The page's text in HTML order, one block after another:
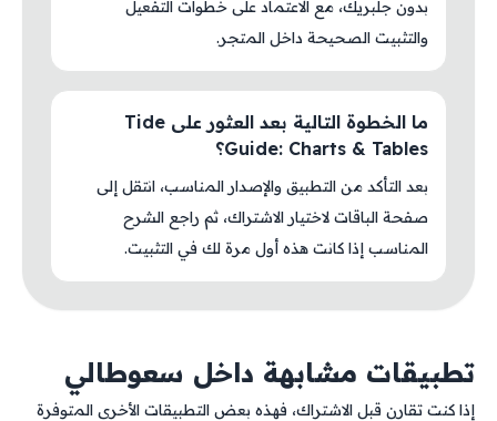
بدون جلبريك، مع الاعتماد على خطوات التفعيل
والتثبيت الصحيحة داخل المتجر.
ما الخطوة التالية بعد العثور على Tide
Guide: Charts & Tables؟
بعد التأكد من التطبيق والإصدار المناسب، انتقل إلى
صفحة الباقات لاختيار الاشتراك، ثم راجع الشرح
المناسب إذا كانت هذه أول مرة لك في التثبيت.
تطبيقات مشابهة داخل سعوطالي
إذا كنت تقارن قبل الاشتراك، فهذه بعض التطبيقات الأخرى المتوفرة